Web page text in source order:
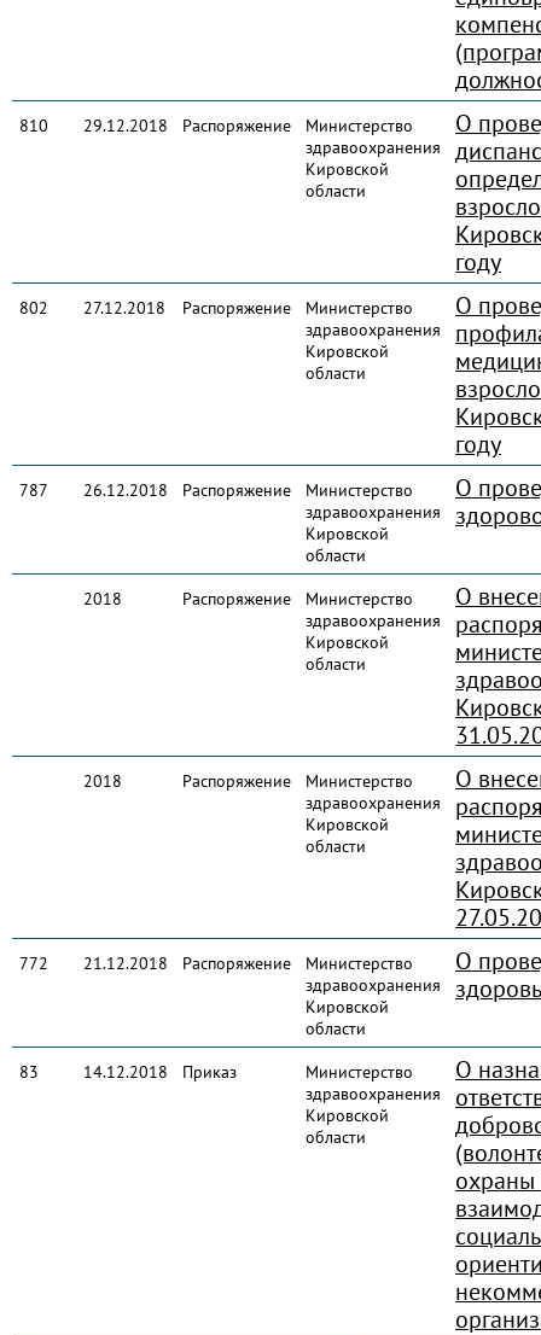
810 29.12.2018 Распоряжение
Министерство
здравоохранения
Кировской
области
О
году
802 27.12.2018 Распоряжение
Министерство
здравоохранения
Кировской
области
О
году
787 26.12.2018 Распоряжение
Министерство
здравоохранения
Кировской
области
О
2018 Распоряжение
Министерство
здравоохранения
Кировской
области
О
2018 Распоряжение
Министерство
здравоохранения
Кировской
области
О
772 21.12.2018 Распоряжение
Министерство
здравоохранения
Кировской
области
О
83 14.12.2018 Приказ
Министерство
здравоохранения
Кировской
области
О
охраны